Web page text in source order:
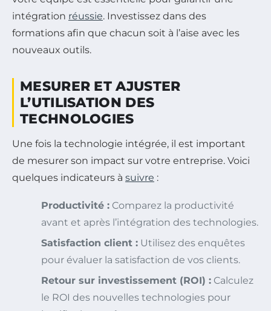
intégration réussie. Investissez dans des
formations afin que chacun soit à l’aise avec les
nouveaux outils.
MESURER ET AJUSTER
L’UTILISATION DES
TECHNOLOGIES
Une fois la technologie intégrée, il est important
de mesurer son impact sur votre entreprise. Voici
quelques indicateurs à suivre :
Productivité : Comparez la productivité
avant et après l’intégration des technologies.
Satisfaction client : Utilisez des enquêtes
pour évaluer la satisfaction de vos clients.
Retour sur investissement (ROI) : Calculez
le ROI des nouvelles technologies pour